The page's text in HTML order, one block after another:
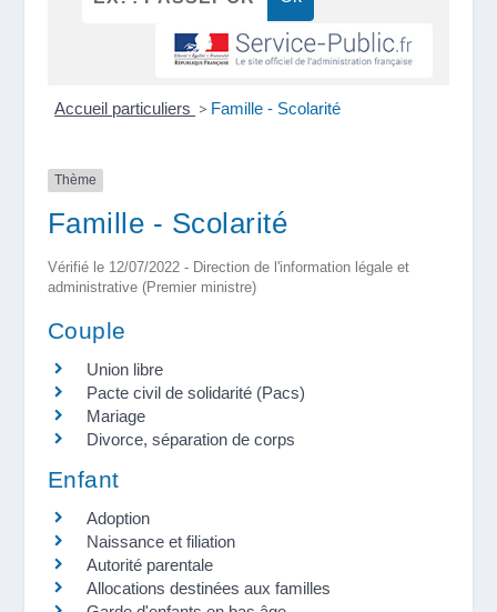
Accueil particuliers > Famille - Scolarité
Thème
Famille - Scolarité
Vérifié le 12/07/2022 - Direction de l'information légale et
administrative (Premier ministre)
Couple
Union libre
Pacte civil de solidarité (Pacs)
Mariage
Divorce, séparation de corps
Enfant
Adoption
Naissance et filiation
Autorité parentale
Allocations destinées aux familles